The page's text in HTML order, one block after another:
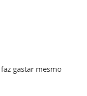
gastar mesmo